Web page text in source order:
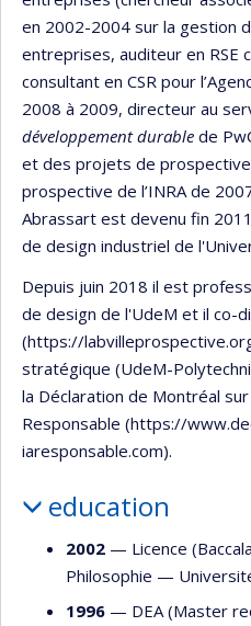
en 2002-2004 sur la gestion
entreprises, auditeur en RSE
consultant en CSR pour
2008 à 2009, directeur au
développement durable de
et des projets de
prospective de l’INRA de
Abrassart est devenu fin
de design industriel de
Depuis juin 2018 il est
de design de l'UdeM et il co-
(https://
stratégique (UdeM-
la Déclaration de Montréal
Responsable (https://
iaresponsable.com).
education
2002 — Licence
Philosophie —
1996 — DEA (Master